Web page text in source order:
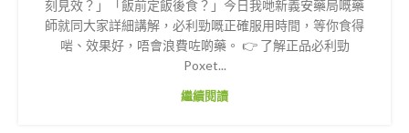
刻見效？」「飯前定飯後食？」今日我哋新義安藥局嘅藥
師就同大家詳細講解，必利勁嘅正確服用時間，等你食得
啱、效果好，唔會浪費咗啲藥。 👉 了解正品必利勁
Poxet...
繼續閱讀